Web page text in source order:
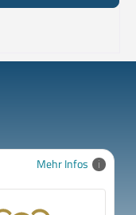
Mehr Infos